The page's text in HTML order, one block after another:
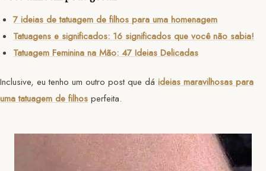
7 ideias de tatuagem de filhos para uma homenagem
Tatuagens e significados: 16 significados que você não sabia!
Tatuagem Feminina na Mão: 47 Ideias Delicadas
Inclusive, eu tenho um outro post que dá ideias maravilhosas para
uma tatuagem de filhos perfeita.